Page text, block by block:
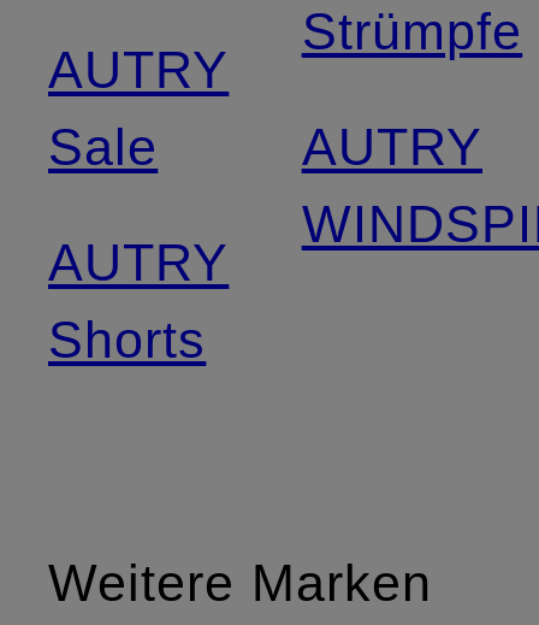
AUTRY
Sale
AUTRY
Shorts
Strümpfe
AUTRY
Weitere Marken